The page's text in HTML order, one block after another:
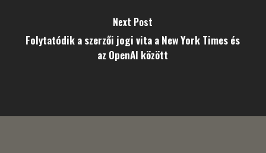
Next Post
Folytatódik a szerzői jogi vita a New York Times és
az OpenAI között